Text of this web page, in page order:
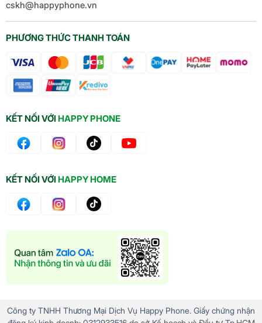
PHƯƠNG THỨC THANH TOÁN
KẾT NỐI VỚIHAPPY PHONE
cskh@happyphone.vn
KẾT NỐI VỚIHAPPY HOME
Công ty TNHH Thương Mại Dịch Vụ Happy Phone. Giấy chứng nhận